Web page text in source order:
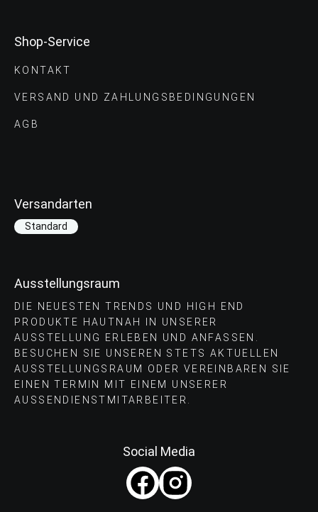
Shop-Service
KONTAKT
VERSAND UND ZAHLUNGS­BEDINGUNGEN
AGB
Versandarten
Standard
Ausstellungsraum
DIE NEUESTEN TRENDS UND HIGH END
PRODUKTE HAUTNAH IN UNSERER
AUSSTELLUNG ERLEBEN UND ANFASSEN.
BESUCHEN SIE UNSEREN STETS AKTUELLEN
AUSSTELLUNGSRAUM ODER VEREINBAREN SIE
EINEN TERMIN MIT EINEM UNSERER
AUSSENDIENSTMITARBEITER.
Social Media